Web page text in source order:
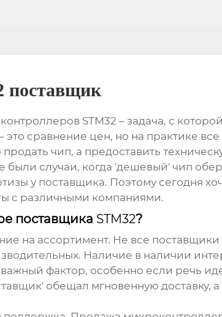
поставщик
STM32 – задача, с
это сравнение цен, но на практике
чип, а предоставить
случаи, когда 'дешевый' чип
у поставщика. Поэтому сегодня
с различными компаниями.
поставщика STM32?
на ассортимент. Не все
Наличие в наличии
фактор, особенно если речь
обещал мгновенную доставку,